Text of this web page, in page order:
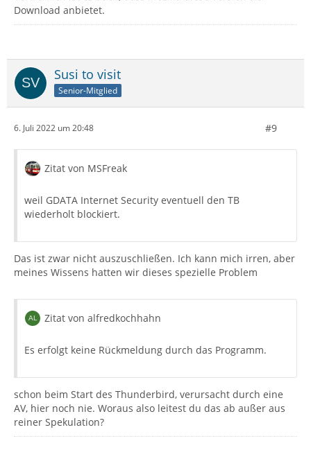
Download anbietet.
Susi to visit
Senior-Mitglied
6. Juli 2022 um 20:48 #9
Zitat von MSFreak
weil GDATA Internet Security eventuell den TB
wiederholt blockiert.
Das ist zwar nicht auszuschließen. Ich kann mich irren, aber
meines Wissens hatten wir dieses spezielle Problem
Zitat von alfredkochhahn
Es erfolgt keine Rückmeldung durch das Programm.
schon beim Start des Thunderbird, verursacht durch eine
AV, hier noch nie. Woraus also leitest du das ab außer aus
reiner Spekulation?